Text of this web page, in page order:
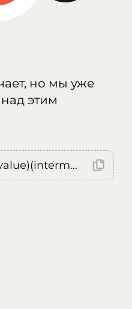
но мы уже
этим
Error: (intermediate value)(intermediate value)(intermediate value).replaceAll is not a function